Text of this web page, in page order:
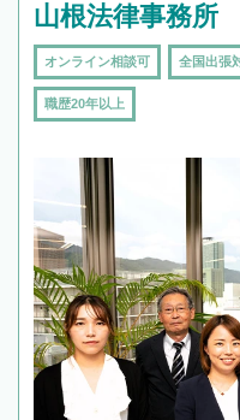
山根法律事務所
オンライン相談可 全国出張
職歴20年以上